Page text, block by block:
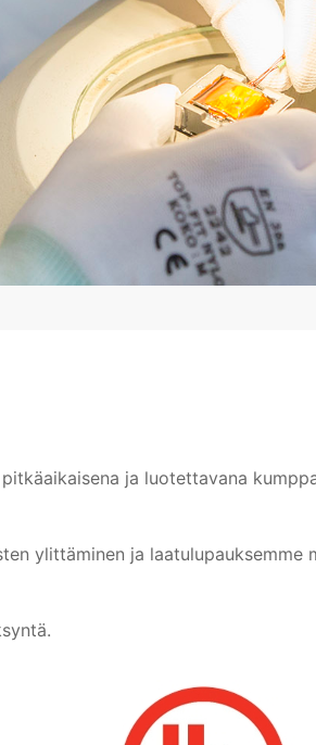
ja luotettavana
ylittäminen ja